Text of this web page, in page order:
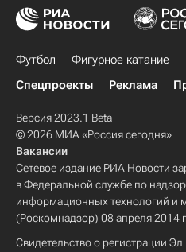
Футбол Фигурное катание
Спецпроекты
Реклама
Версия 2023.1 Beta
© 2026 МИА «Россия сегодня»
Вакансии
Сетевое издание РИА Новости
в Федеральной службе по
информационных технологий и
(Роскомнадзор) 08 апреля 2014
Свидетельство о регистрации